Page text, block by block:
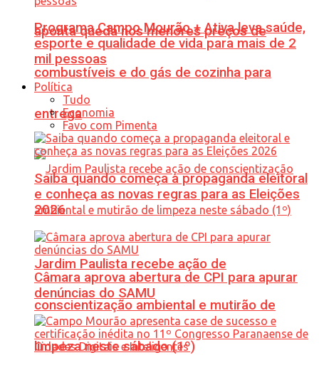
aponta queda nos menores preços de
combustíveis e do gás de cozinha para
entrega
Jardim Paulista recebe ação de
conscientização ambiental e mutirão de
limpeza neste sábado (1º)
Programa Campo Mourão + Ativa leva saúde,
esporte e qualidade de vida para mais de 2
mil pessoas
Política
Tudo
Economia
Favo com Pimenta
Saiba quando começa a propaganda eleitoral
e conheça as novas regras para as Eleições
2026
Câmara aprova abertura de CPI para apurar
denúncias do SAMU